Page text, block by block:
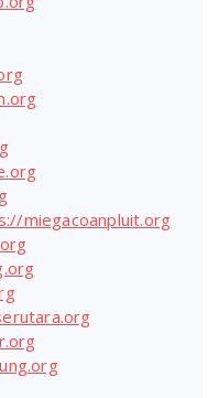
miegacoanpluit.org